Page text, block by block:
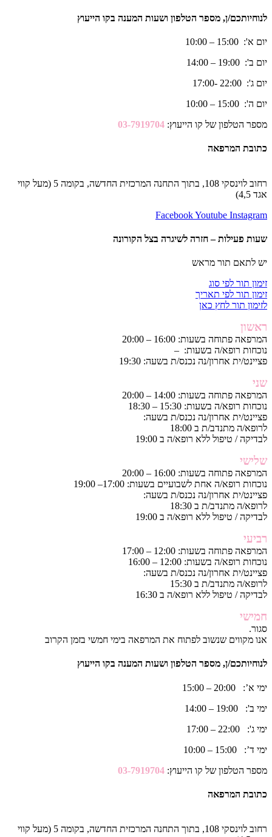
לנוחיותכם/ן, מספר הטלפון ושעות המענה בקו הייעוץ
יום א': 15:00 – 10:00
יום ב': 19:00 – 14:00
יום ג': 22:00 -17:00
יום ה': 15:00 – 10:00
מספר הטלפון של קו הייעוץ: 03-7919704
כתובת המרפאה
רחוב לוינסקי 108, בתוך התחנה המרכזית החדשה, בקומה 5 (מעל קווי
אגד 4,5)
FacebookYoutube Instagram
שעות פעילות – חזרה לשיגרה בצל הקורונה
יש לתאם תור מראש
זימון תור לפי סוג
זימון תור לפי תאריך
לזימון תור לחץ כאן
ראשון
המרפאה פתוחה בשעות: 16:00 – 20:00
נוכחות רופא/ה בשעות: –
פציינט/ית אחרון/נה נכנס/ת בשעה: 19:30
שני
המרפאה פתוחה בשעות: 14:00 – 20:00
נוכחות רופא/ה בשעות: 15:30 – 18:30
פציינט/ית אחרון/נה נכנס/ת בשעה:
לרופא/ה מתנדב/ת ב 18:00
לבדיקה / טיפול ללא רופא/ה ב 19:00
שלישי
המרפאה פתוחה בשעות: 16:00 – 20:00
נוכחות רופא/ה אחת לשבועיים בשעות: 17:00– 19:00
פציינט/ית אחרון/נה נכנס/ת בשעה:
לרופא/ה מתנדב/ת ב 18:30
לבדיקה / טיפול ללא רופא/ה ב 19:00
רביעי
המרפאה פתוחה בשעות: 12:00 – 17:00
נוכחות רופא/ה בשעות: 12:00 – 16:00
פציינט/ית אחרון/נה נכנס/ת בשעה:
לרופא/ה מתנדב/ת ב 15:30
לבדיקה / טיפול ללא רופא/ה ב 16:30
חמישי
סגור.
אנו מקווים שנשוב לפתוח את המרפאה בימי חמשי בזמן הקרוב
לנוחיותכם/ן, מספר הטלפון ושעות המענה בקו הייעוץ
ימי א’: 20:00 – 15:00
ימי ב': 19:00 – 14:00
ימי ג': 22:00 – 17:00
ימי ד’: 15:00 – 10:00
מספר הטלפון של קו הייעוץ: 03-7919704
כתובת המרפאה
רחוב לוינסקי 108, בתוך התחנה המרכזית החדשה, בקומה 5 (מעל קווי